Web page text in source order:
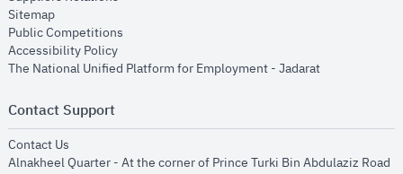
Sitemapopens in new window
Public Competitions
Accessibility Policyopens in new window
The National Unified Platform for Employment - Jadaratopens in new
Contact Support
Contact Us
Alnakheel Quarter - At the corner of Prince Turki Bin Abdulaziz Road